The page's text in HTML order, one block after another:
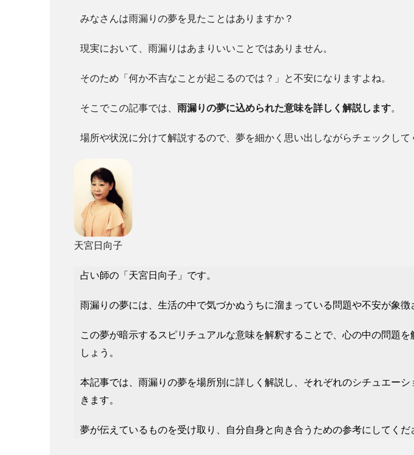
みなさんは雨漏りの夢を見たことはありますか？
現実において、雨漏りはあまりいいことではありません。
そのため「何か不吉なことが起こるのでは？」と不安になりますよね。
そこでこの記事では、 雨漏りの夢に込められた意味を詳しく解説します。
場所や状況に分けて解説するので、夢を細かく思い出しながらチェックして
天宮日向子
占い師の「天宮日向子」です。
雨漏りの夢には、生活の中で気づかぬうちに溜まっている問題や不安が象徴
この夢が暗示するスピリチュアルな意味を解釈することで、心の中の問題
しょう。
本記事では、雨漏りの夢を場所別に詳しく解説し、それぞれのシチュエー
きます。
夢が伝えているものを受け取り、自分自身と向き合うための参考にしてくだ